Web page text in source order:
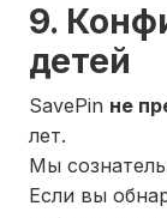
9.
детей
SavePin не
лет.
Мы
Если вы